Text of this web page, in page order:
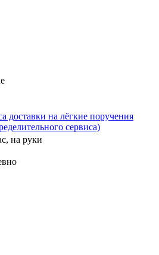
доставки на лёгкие поручения
сервиса)
на руки